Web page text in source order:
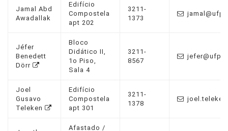
Jamal Abd
Awadallak
Edifício
Compostela
apt 202
3211-
1373
Jéfer
Benedett
Dörr
Bloco
Didático II,
1o Piso,
Sala 4
3211-
8567
Joel
Gusavo
Teleken
Edifício
Compostela
apt 301
3211-
1378
Afastado /